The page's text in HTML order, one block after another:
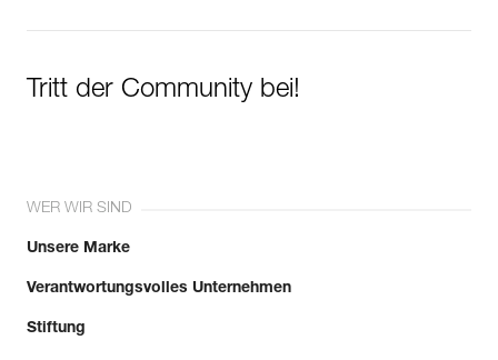
Tritt der Community bei!
WER WIR SIND
Unsere Marke
Verantwortungsvolles Unternehmen
Stiftung